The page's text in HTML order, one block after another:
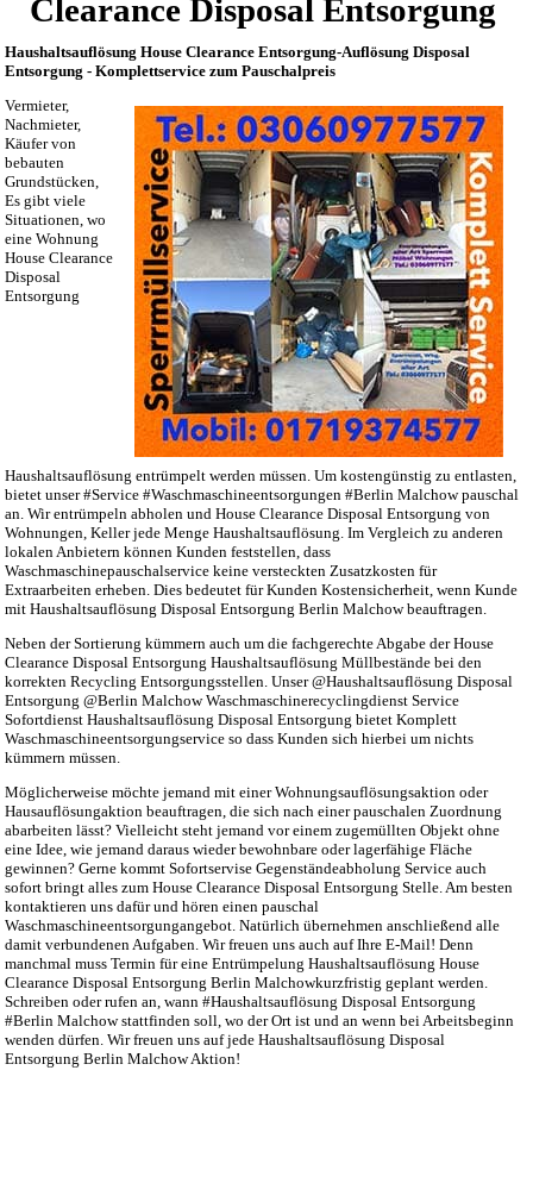
Clearance Disposal Entsorgung
Haushaltsauflösung House Clearance Entsorgung-Auflösung Disposal
Entsorgung - Komplettservice zum Pauschalpreis
Vermieter,
Nachmieter,
Käufer von
bebauten
Grundstücken,
Es gibt viele
Situationen, wo
eine Wohnung
House Clearance
Disposal
Entsorgung
Haushaltsauflösung entrümpelt werden müssen. Um kostengünstig zu entlasten,
bietet unser #Service #Waschmaschineentsorgungen #Berlin Malchow pauschal
an. Wir entrümpeln abholen und House Clearance Disposal Entsorgung von
Wohnungen, Keller jede Menge Haushaltsauflösung. Im Vergleich zu anderen
lokalen Anbietern können Kunden feststellen, dass
Waschmaschinepauschalservice keine versteckten Zusatzkosten für
Extraarbeiten erheben. Dies bedeutet für Kunden Kostensicherheit, wenn Kunde
mit Haushaltsauflösung Disposal Entsorgung Berlin Malchow beauftragen.
Neben der Sortierung kümmern auch um die fachgerechte Abgabe der House
Clearance Disposal Entsorgung Haushaltsauflösung Müllbestände bei den
korrekten Recycling Entsorgungsstellen. Unser @Haushaltsauflösung Disposal
Entsorgung @Berlin Malchow Waschmaschinerecyclingdienst Service
Sofortdienst Haushaltsauflösung Disposal Entsorgung bietet Komplett
Waschmaschineentsorgungservice so dass Kunden sich hierbei um nichts
kümmern müssen.
Möglicherweise möchte jemand mit einer Wohnungsauflösungsaktion oder
Hausauflösungaktion beauftragen, die sich nach einer pauschalen Zuordnung
abarbeiten lässt? Vielleicht steht jemand vor einem zugemüllten Objekt ohne
eine Idee, wie jemand daraus wieder bewohnbare oder lagerfähige Fläche
gewinnen? Gerne kommt Sofortservise Gegenständeabholung Service auch
sofort bringt alles zum House Clearance Disposal Entsorgung Stelle. Am besten
kontaktieren uns dafür und hören einen pauschal
Waschmaschineentsorgungangebot. Natürlich übernehmen anschließend alle
damit verbundenen Aufgaben. Wir freuen uns auch auf Ihre E-Mail! Denn
manchmal muss Termin für eine Entrümpelung Haushaltsauflösung House
Clearance Disposal Entsorgung Berlin Malchowkurzfristig geplant werden.
Schreiben oder rufen an, wann #Haushaltsauflösung Disposal Entsorgung
#Berlin Malchow stattfinden soll, wo der Ort ist und an wenn bei Arbeitsbeginn
wenden dürfen. Wir freuen uns auf jede Haushaltsauflösung Disposal
Entsorgung Berlin Malchow Aktion!